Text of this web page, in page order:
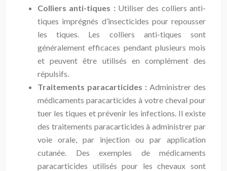
Colliers anti-tiques : Utiliser des colliers anti-
tiques imprégnés d’insecticides pour repousser
les tiques. Les colliers anti-tiques sont
généralement efficaces pendant plusieurs mois
et peuvent être utilisés en complément des
répulsifs.
Traitements paracarticides : Administrer des
médicaments paracarticides à votre cheval pour
tuer les tiques et prévenir les infections. Il existe
des traitements paracarticides à administrer par
voie orale, par injection ou par application
cutanée. Des exemples de médicaments
paracarticides utilisés pour les chevaux sont